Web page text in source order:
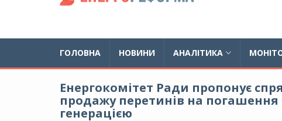
ГОЛОВНА НОВИНИ АНАЛІТИКА
Енергокомітет Ради пропонує
продажу перетинів на погашення
генерацією